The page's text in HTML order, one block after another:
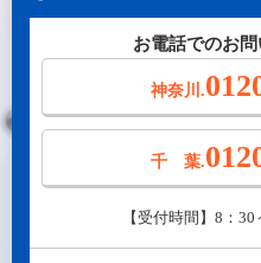
お電話でのお
神奈川.
千 葉.
【受付時間】8：